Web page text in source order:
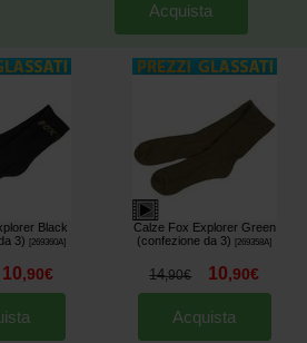
Acquista
Black
3) [269360A]
10,90€
Calze Fox Explorer Green
(confezione da 3) [269358A]
14,90€ 10,90€
Acquista